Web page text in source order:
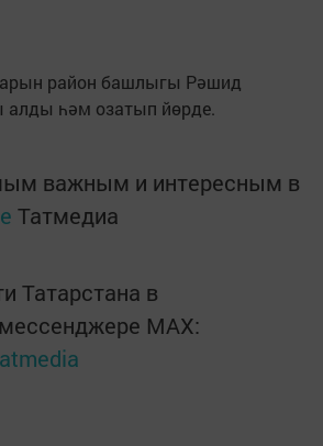
район башлыгы Рәшид
алды һәм озатып йөрде.
важным и интересным в
Татмедиа
Татарстана в
MАХ: